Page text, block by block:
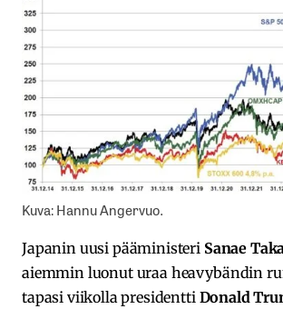
Kuva: Hannu Angervuo.
Japanin uusi pääministeri Sanae
aiemmin luonut uraa heavybändin
tapasi viikolla presidentti Donald